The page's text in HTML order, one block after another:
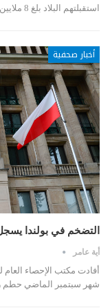
استقبلتهم البلاد بلغ 8 ملايين و169 ألف لاجئ،…
أخبار صحفية
التضخم في بولندا يسجل
أية عامر
شهر سبتمبر الماضي حطم